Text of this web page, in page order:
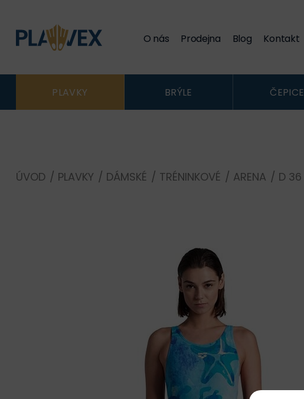
O nás Prodejna Blog Kontakt
PLAVKY BRÝLE ČEPICE
ÚVOD / PLAVKY / DÁMSKÉ / TRÉNINKOVÉ / ARENA / D 36